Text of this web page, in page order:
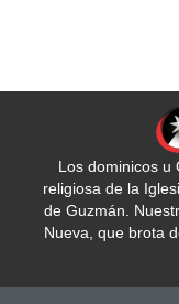
Los dominicos u
religiosa de la
de Guzmán.
Nueva, que brota